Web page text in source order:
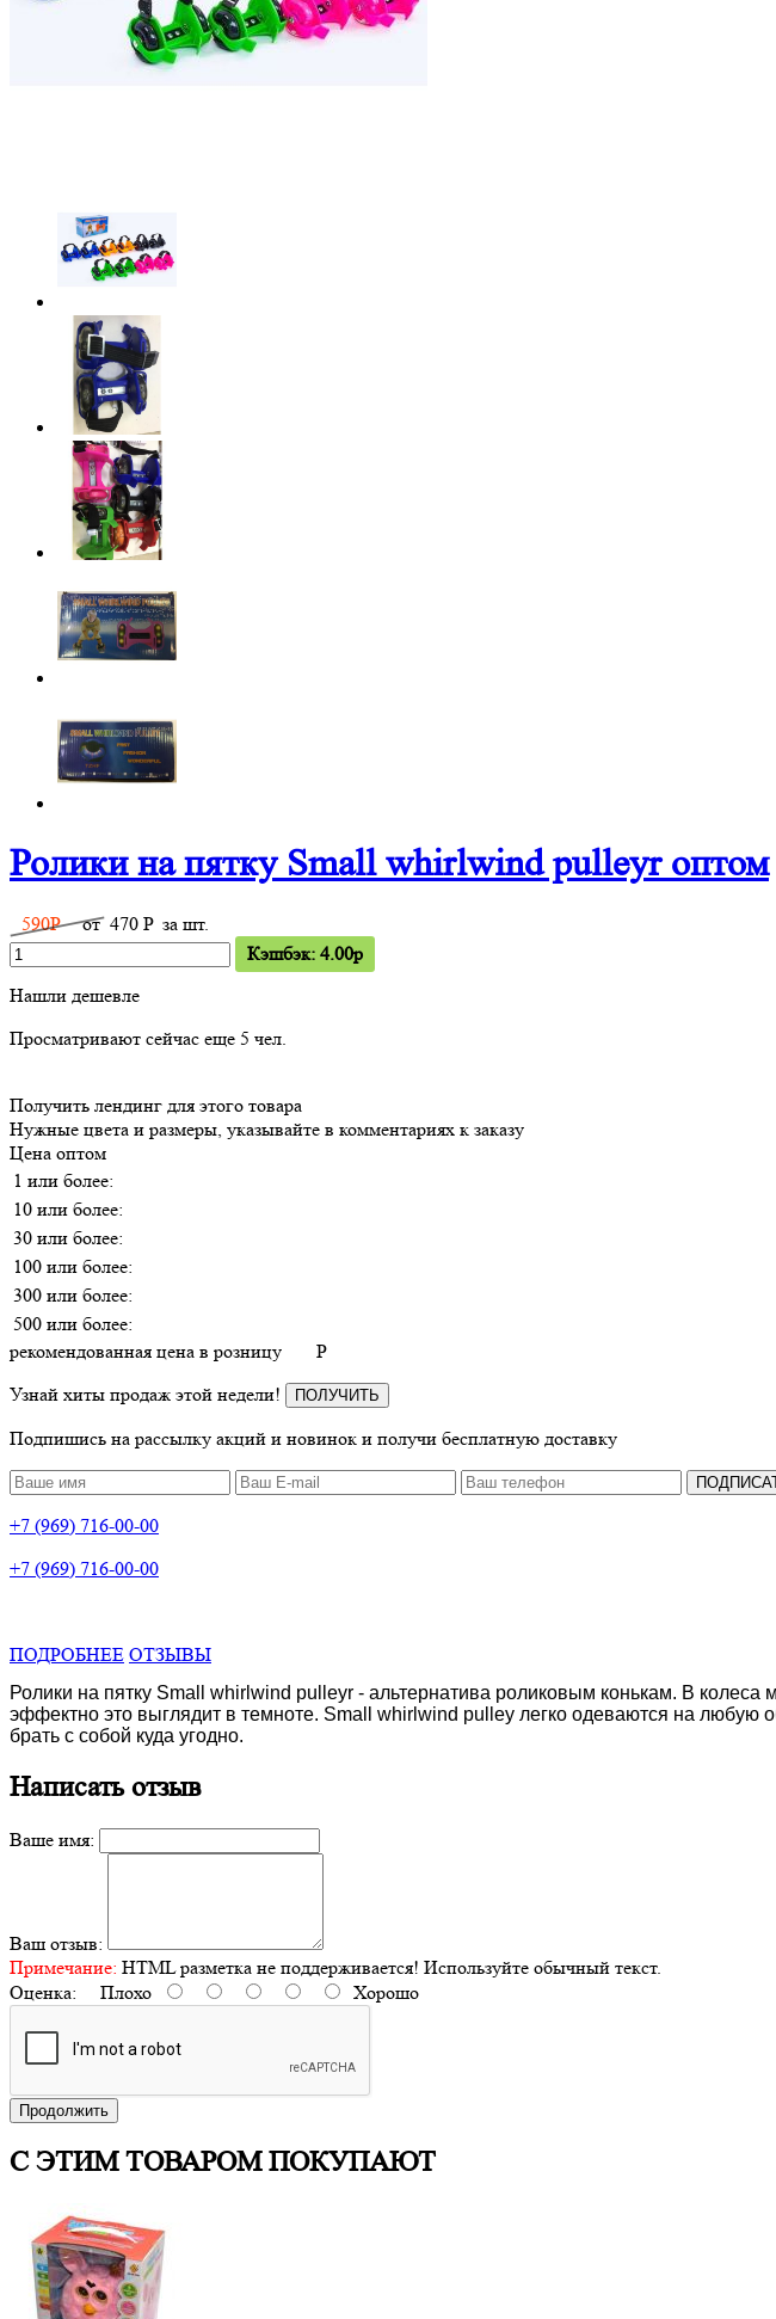
Ролики на пятку Small whirlwind pulleyr оптом
590P от 470 Pза шт.
Кэшбэк: 4.00p
Нашли дешевле
Просматривают сейчас еще 5 чел.
Получить лендинг для этого товара
Нужные цвета и размеры, указывайте в комментариях к заказу
Цена оптом
1 или более:
10 или более:
30 или более:
100 или более:
300 или более:
500 или более:
рекомендованная цена в розницу
P
Узнай хиты продаж этой недели!
ПОЛУЧИТЬ
Подпишись на рассылку акций и новинок и получи бесплатную доставку
+7 (969) 716-00-00
+7 (969) 716-00-00
ПОДРОБНЕЕ ОТЗЫВЫ
Ролики на пятку Small whirlwind pulleyr - альтернатива роликовым конькам. В
эффектно это выглядит в темноте. Small whirlwind pulley легко одеваются на любую
брать с собой куда угодно.
Написать отзыв
Ваше имя:
Ваш отзыв:
Примечание: HTML разметка не поддерживается! Используйте обычный текст.
Оценка: Плохо Хорошо
Продолжить
С ЭТИМ ТОВАРОМ ПОКУПАЮТ